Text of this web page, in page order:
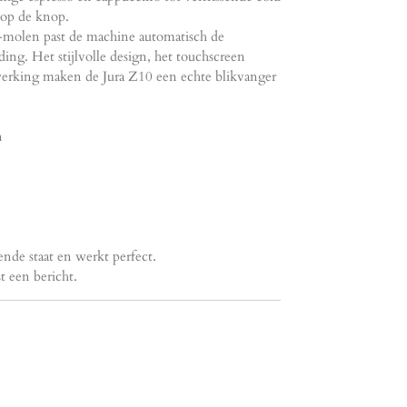
de knop.
past de machine automatisch de
Het stijlvolle design, het touchscreen
maken de Jura Z10 een echte blikvanger
staat en werkt perfect.
een bericht.